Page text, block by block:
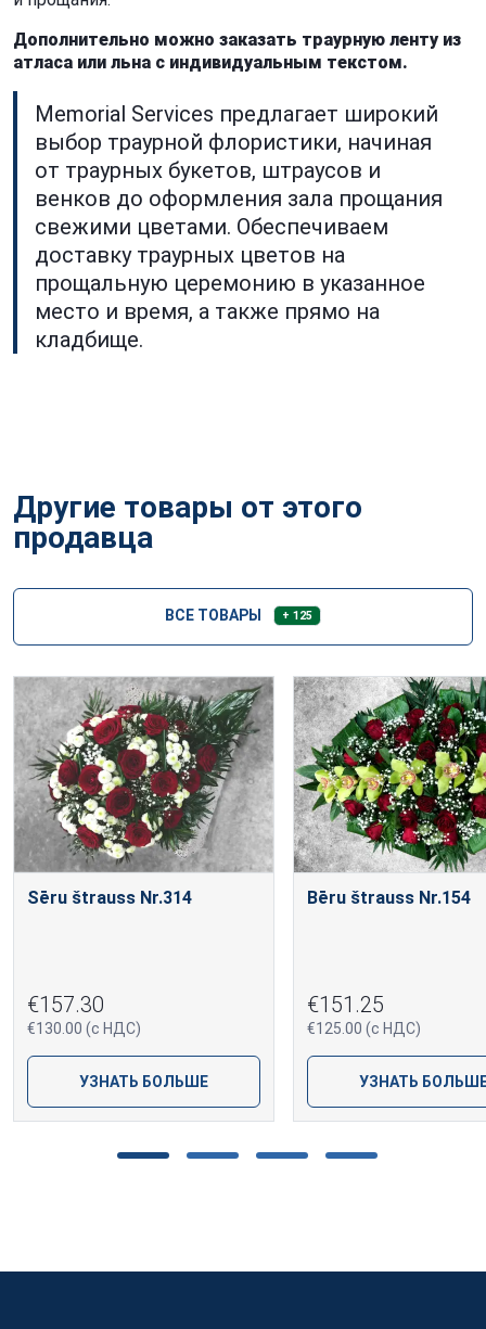
Дополнительно можно заказать траурную ленту из
атласа или льна с индивидуальным текстом.
Memorial Services предлагает широкий
выбор траурной флористики, начиная
от траурных букетов, штраусов и
венков до оформления зала прощания
свежими цветами. Обеспечиваем
доставку траурных цветов на
прощальную церемонию в указанное
место и время, а также прямо на
кладбище.
Другие товары от этого
продавца
ВСЕ ТОВАРЫ + 125
Sēru štrauss Nr.314
€157.30
€130.00 (с НДС)
УЗНАТЬ БОЛЬШЕ
Bēru štrauss Nr.154
€151.25
€125.00 (с НДС)
УЗНАТЬ